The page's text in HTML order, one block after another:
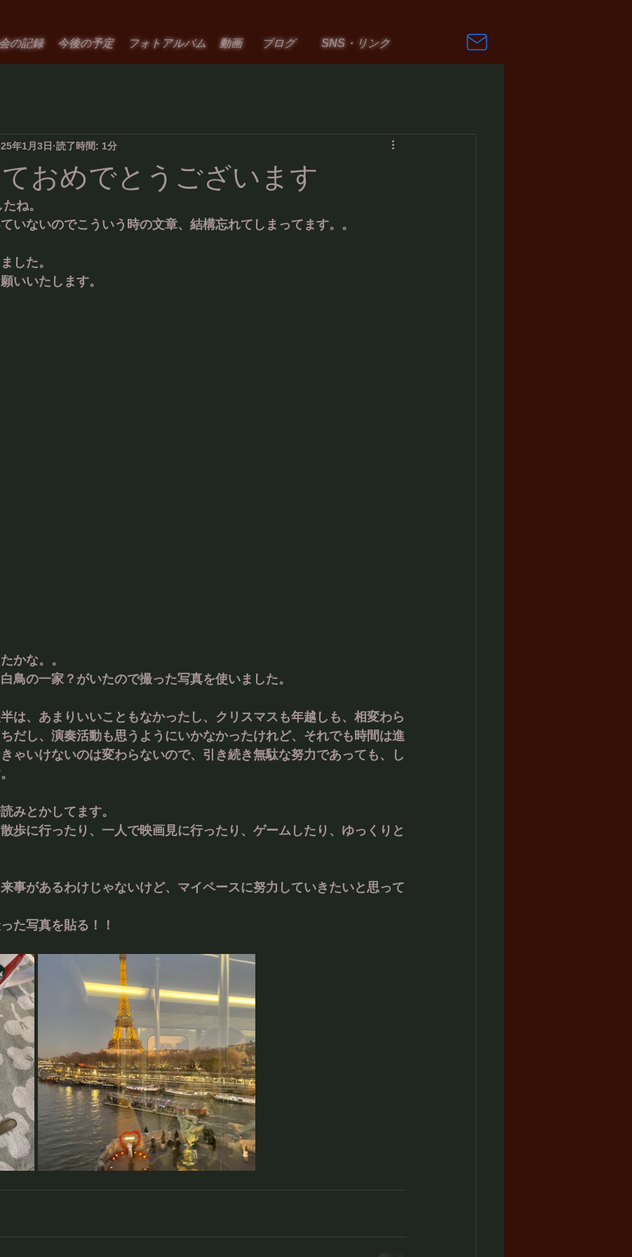
の記録 今後の予定 フォトアルバム 動画 ブログ SNS・リンク
おめでとうございます
年1月3日 読了時間: 1分
ね。
いないのでこういう時の文章、結構忘れてしまってます。。
した。
いいたします。
かな。。
鳥の一家？がいたので撮った写真を使いました。
は、あまりいいこともなかったし、クリスマスも年越しも、相変わら
だし、演奏活動も思うようにいかなかったけれど、それでも時間は進
ゃいけないのは変わらないので、引き続き無駄な努力であっても、し
みとかしてます。
歩に行ったり、一人で映画見に行ったり、ゲームしたり、ゆっくりと
事があるわけじゃないけど、マイペースに努力していきたいと思って
た写真を貼る！！